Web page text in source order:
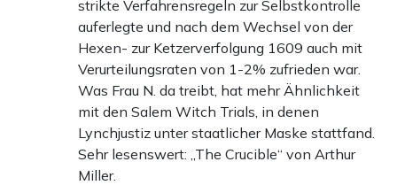
strikte Verfahrensregeln zur Selbstkontrolle
auferlegte und nach dem Wechsel von der
Hexen- zur Ketzerverfolgung 1609 auch mit
Verurteilungsraten von 1-2% zufrieden war.
Was Frau N. da treibt, hat mehr Ähnlichkeit
mit den Salem Witch Trials, in denen
Lynchjustiz unter staatlicher Maske stattfand.
Sehr lesenswert: „The Crucible“ von Arthur
Miller.